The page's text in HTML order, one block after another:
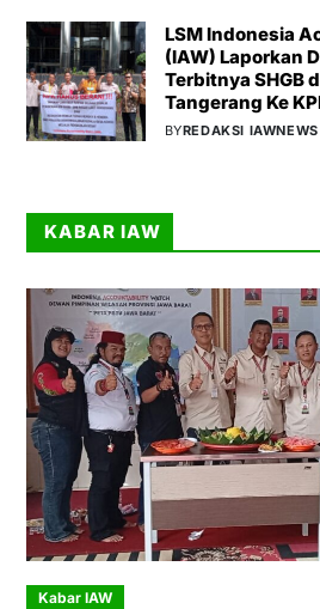
LSM Indonesia
(IAW) Laporkan
Terbitnya SHGB
Tangerang Ke
BYREDAKSI IAWNEWS
KABAR IAW
Kabar IAW